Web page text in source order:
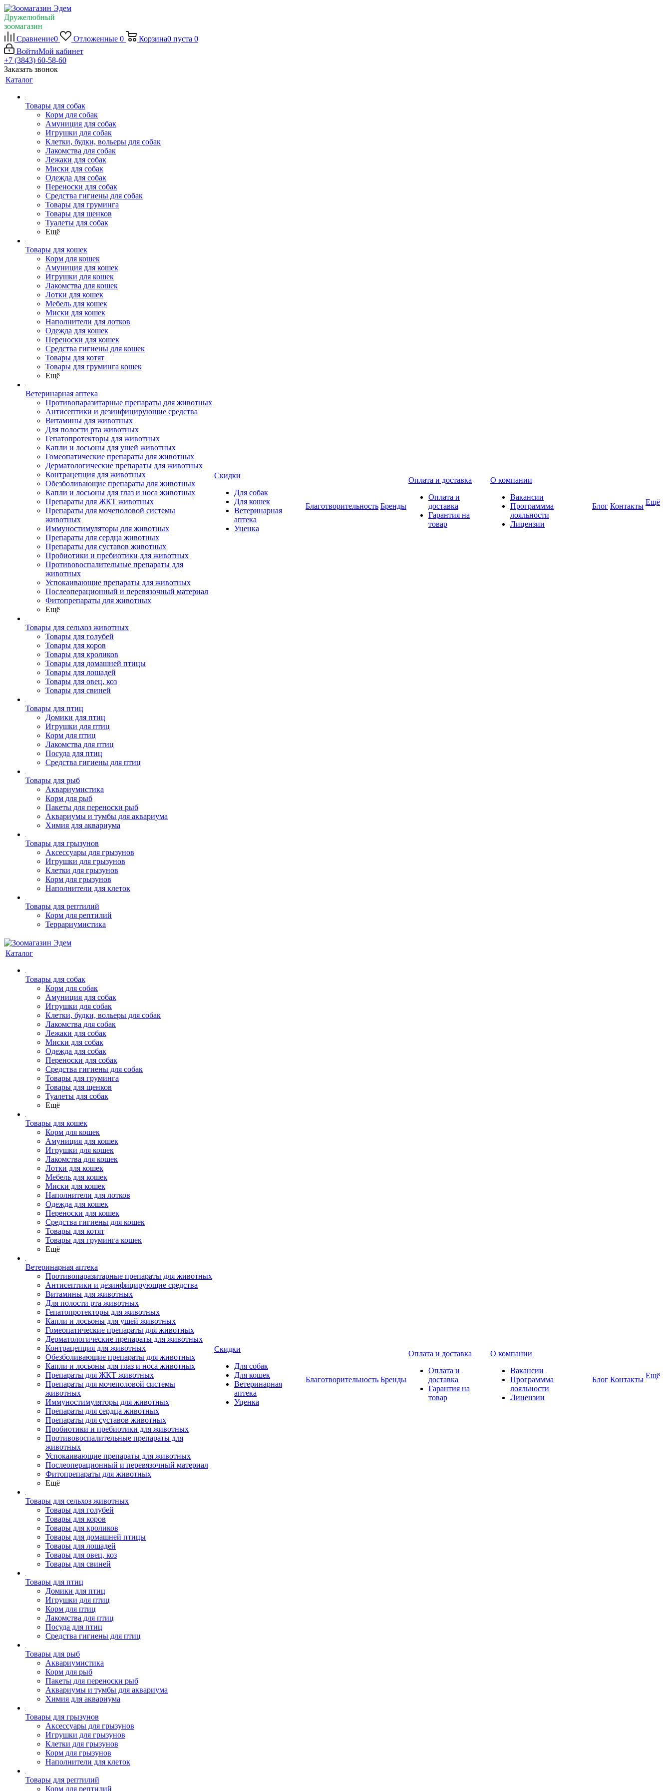
Дружелюбный
зоомагазин
Сравнение0 Отложенные 0 Корзина0 пуста 0
ВойтиМой кабинет
+7 (3843) 60-58-60
Заказать звонок
Каталог
Товары для собак
Корм для собак
Амуниция для собак
Игрушки для собак
Клетки, будки, вольеры для собак
Лакомства для собак
Лежаки для собак
Миски для собак
Одежда для собак
Переноски для собак
Средства гигиены для собак
Товары для груминга
Товары для щенков
Туалеты для собак
Ещё
Товары для кошек
Корм для кошек
Амуниция для кошек
Игрушки для кошек
Лакомства для кошек
Лотки для кошек
Мебель для кошек
Миски для кошек
Наполнители для лотков
Одежда для кошек
Переноски для кошек
Средства гигиены для кошек
Товары для котят
Товары для груминга кошек
Ещё
Ветеринарная аптека
Противопаразитарные препараты для животных
Антисептики и дезинфицирующие средства
Витамины для животных
Для полости рта животных
Гепатопротекторы для животных
Капли и лосьоны для ушей животных
Гомеопатические препараты для животных
Дерматологические препараты для животных
Контрацепция для животных
Обезболивающие препараты для животных
Капли и лосьоны для глаз и носа животных
Препараты для ЖКТ животных
Препараты для мочеполовой системы
животных
Иммуностимуляторы для животных
Препараты для сердца животных
Препараты для суставов животных
Пробиотики и пребиотики для животных
Противовоспалительные препараты для
животных
Успокаивающие препараты для животных
Послеоперационный и перевязочный материал
Фитопрепараты для животных
Ещё
Товары для сельхоз животных
Товары для голубей
Товары для коров
Товары для кроликов
Товары для домашней птицы
Товары для лошадей
Товары для овец, коз
Товары для свиней
Товары для птиц
Домики для птиц
Игрушки для птиц
Корм для птиц
Лакомства для птиц
Посуда для птиц
Средства гигиены для птиц
Товары для рыб
Аквариумистика
Корм для рыб
Пакеты для переноски рыб
Аквариумы и тумбы для аквариума
Химия для аквариума
Товары для грызунов
Аксессуары для грызунов
Игрушки для грызунов
Клетки для грызунов
Корм для грызунов
Наполнители для клеток
Товары для рептилий
Корм для рептилий
Террариумистика
Скидки
Для собак
Для кошек
Ветеринарная
аптека
Уценка
Благотворительность Бренды
Оплата и доставка
Оплата и
доставка
Гарантия на
товар
О компании
Вакансии
Программма
лояльности
Лицензии
Блог Контакты Ещё
Каталог
Товары для собак
Корм для собак
Амуниция для собак
Игрушки для собак
Клетки, будки, вольеры для собак
Лакомства для собак
Лежаки для собак
Миски для собак
Одежда для собак
Переноски для собак
Средства гигиены для собак
Товары для груминга
Товары для щенков
Туалеты для собак
Ещё
Товары для кошек
Корм для кошек
Амуниция для кошек
Игрушки для кошек
Лакомства для кошек
Лотки для кошек
Мебель для кошек
Миски для кошек
Наполнители для лотков
Одежда для кошек
Переноски для кошек
Средства гигиены для кошек
Товары для котят
Товары для груминга кошек
Ещё
Ветеринарная аптека
Противопаразитарные препараты для животных
Антисептики и дезинфицирующие средства
Витамины для животных
Для полости рта животных
Гепатопротекторы для животных
Капли и лосьоны для ушей животных
Гомеопатические препараты для животных
Дерматологические препараты для животных
Контрацепция для животных
Обезболивающие препараты для животных
Капли и лосьоны для глаз и носа животных
Препараты для ЖКТ животных
Препараты для мочеполовой системы
животных
Иммуностимуляторы для животных
Препараты для сердца животных
Препараты для суставов животных
Пробиотики и пребиотики для животных
Противовоспалительные препараты для
животных
Успокаивающие препараты для животных
Послеоперационный и перевязочный материал
Фитопрепараты для животных
Ещё
Товары для сельхоз животных
Товары для голубей
Товары для коров
Товары для кроликов
Товары для домашней птицы
Товары для лошадей
Товары для овец, коз
Товары для свиней
Товары для птиц
Домики для птиц
Игрушки для птиц
Корм для птиц
Лакомства для птиц
Посуда для птиц
Средства гигиены для птиц
Товары для рыб
Аквариумистика
Корм для рыб
Пакеты для переноски рыб
Аквариумы и тумбы для аквариума
Химия для аквариума
Товары для грызунов
Аксессуары для грызунов
Игрушки для грызунов
Клетки для грызунов
Корм для грызунов
Наполнители для клеток
Товары для рептилий
Корм для рептилий
Скидки
Для собак
Для кошек
Ветеринарная
аптека
Уценка
Благотворительность Бренды
Оплата и доставка
Оплата и
доставка
Гарантия на
товар
О компании
Вакансии
Программма
лояльности
Лицензии
Блог Контакты Ещё